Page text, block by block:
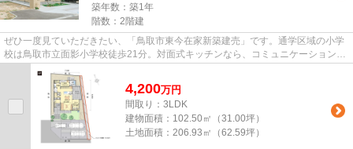
築年数：築1年
階数：2階建
ぜひ一度見ていただきたい、「鳥取市東今在家新築建売」です。通学区域の小学
校は鳥取市立面影小学校徒歩21分。対面式キッチンなら、コミュニケーションを
とりながら料理することがで...
4,200万円
間取り：3LDK
建物面積： 102.50㎡（31.00坪）
土地面積： 206.93㎡（62.59坪）